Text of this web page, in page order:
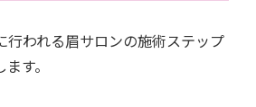
行われる眉サロンの施術ステップ
す。